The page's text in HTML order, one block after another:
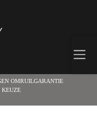
OMRUILGARANTIE
KEUZE